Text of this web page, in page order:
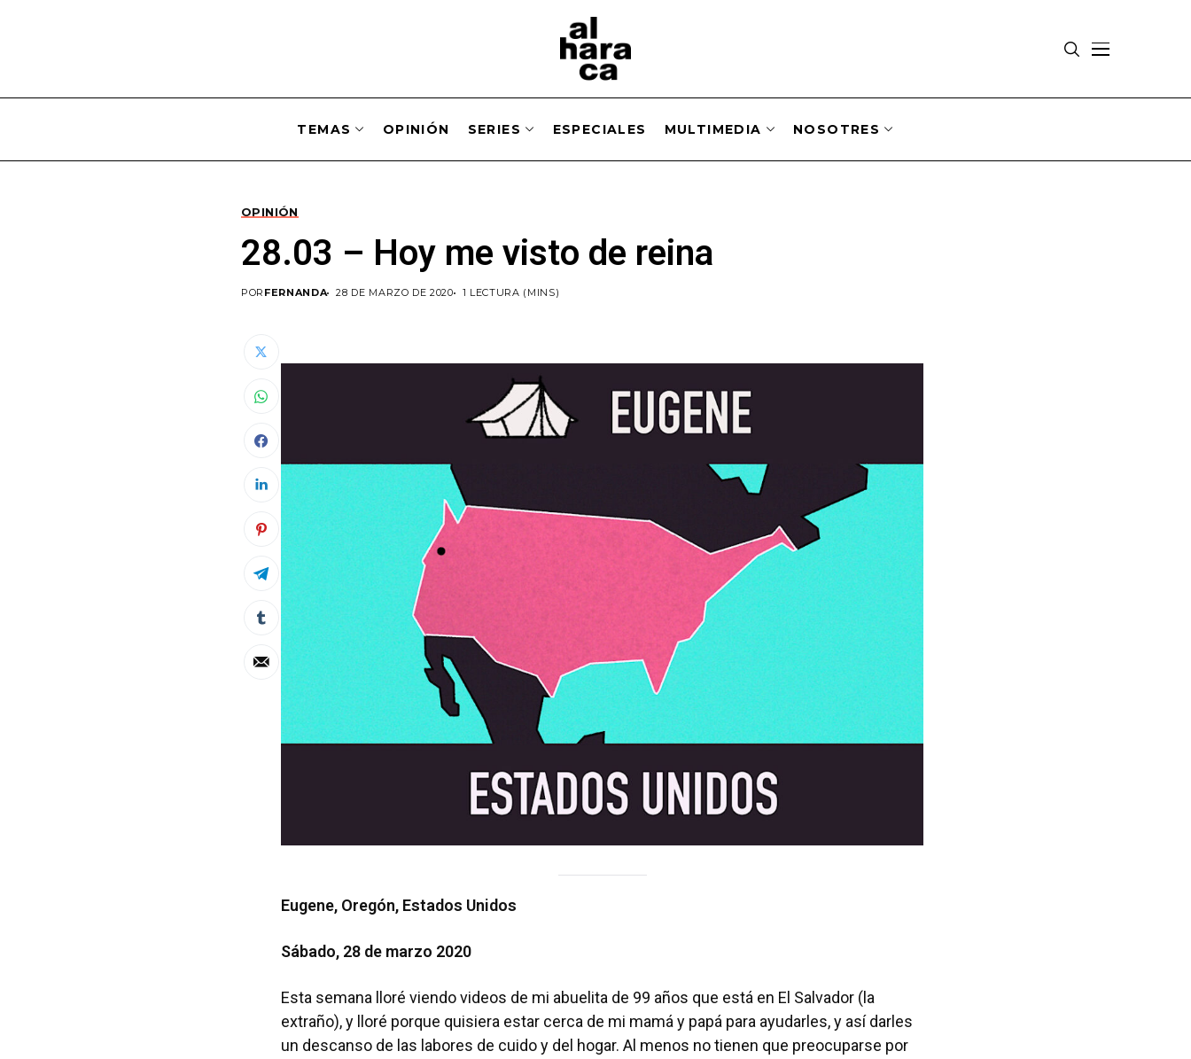
TEMAS OPINIÓN SERIES ESPECIALES MULTIMEDIA NOSOTRES
OPINIÓN
28.03 – Hoy me visto de reina
POR FERNANDA 28 DE MARZO DE 2020 1 LECTURA (MINS)
Eugene, Oregón, Estados Unidos
Sábado, 28 de marzo 2020
Esta semana lloré viendo videos de mi abuelita de 99 años que está en El Salvador (la
extraño), y lloré porque quisiera estar cerca de mi mamá y papá para ayudarles, y así darles
un descanso de las labores de cuido y del hogar. Al menos no tienen que preocuparse por